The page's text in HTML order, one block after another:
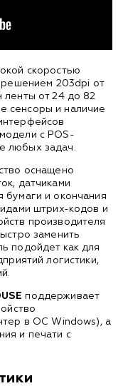
скоростью
203dpi от
ленты от 24 до 82
сенсоры и наличие
с POS-
любых задач.
оснащено
датчиками
бумаги и окончания
штрих-кодов и
производителя
заменить
подойдет как для
логистики,
поддерживает
в ОС Windows), а
и печати с